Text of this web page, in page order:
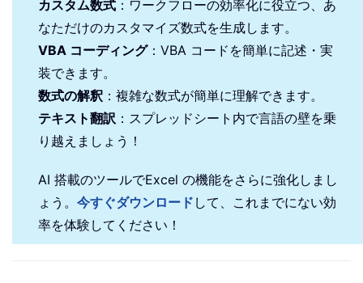
カスタム数式 ：ワークフローの効率化に役立つ、あ
なただけのカスタマイズ数式を生成します。
VBA コーディング：VBA コードを簡単に記述・実
装できます。
数式の解釈 ：複雑な数式が簡単に理解できます。
テキスト翻訳 ：スプレッドシート内で言語の壁を乗
り越えましょう！
AI 搭載のツールでExcel の機能をさらに強化しまし
ょう。 今すぐダウンロード して、これまでにない効
率を体験してください！